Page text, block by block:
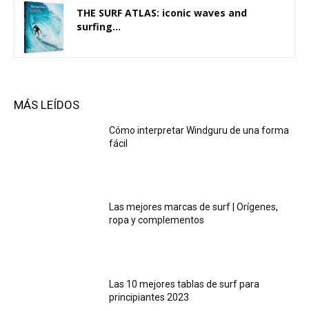
THE SURF ATLAS: iconic waves and
surfing...
MÁS LEÍDOS
Cómo interpretar Windguru de una forma
fácil
Las mejores marcas de surf | Orígenes,
ropa y complementos
Las 10 mejores tablas de surf para
principiantes 2023